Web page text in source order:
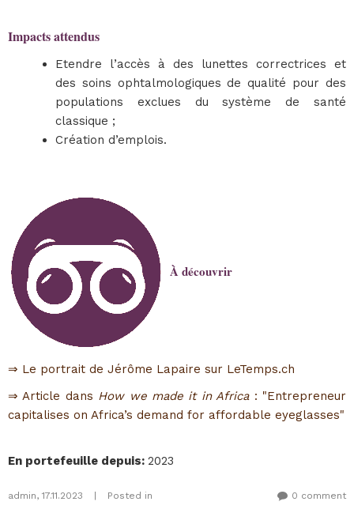
Impacts attendus
Etendre l’accès à des lunettes correctrices et
des soins ophtalmologiques de qualité pour des
populations exclues du système de santé
classique ;
Création d’emplois.
À découvrir
⇒ Le portrait de Jérôme Lapaire sur LeTemps.ch
⇒ Article dans How we made it in Africa : "Entrepreneur
capitalises on Africa’s demand for affordable eyeglasses"
En portefeuille depuis: 2023
admin, 17.11.2023 Posted in 0 comment